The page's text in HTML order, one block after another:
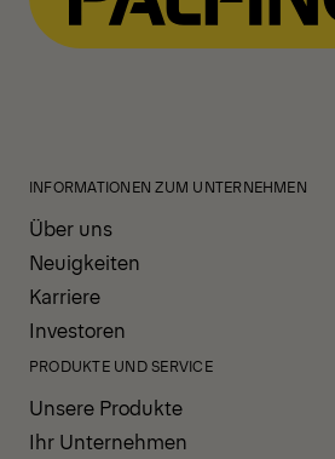
INFORMATIONEN ZUM UNTERNEHMEN
Über uns
Neuigkeiten
Karriere
Investoren
PRODUKTE UND SERVICE
Unsere Produkte
Ihr Unternehmen